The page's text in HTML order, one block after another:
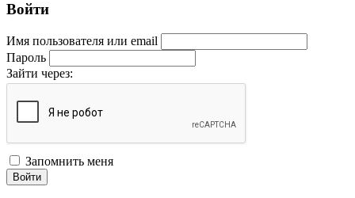
Войти
Имя пользователя или email
Пароль
Зайти через:
Запомнить меня
Войти